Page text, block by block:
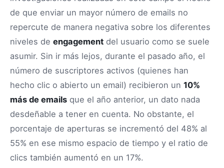
de que enviar un mayor número de emails no
repercute de manera negativa sobre los diferentes
niveles de engagement del usuario como se suele
asumir. Sin ir más lejos, durante el pasado año, el
número de suscriptores activos (quienes han
hecho clic o abierto un email) recibieron un 10%
más de emails que el año anterior, un dato nada
desdeñable a tener en cuenta. No obstante, el
porcentaje de aperturas se incrementó del 48% al
55% en ese mismo espacio de tiempo y el ratio de
clics también aumentó en un 17%.